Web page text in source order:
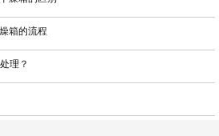
箱的流程
理？